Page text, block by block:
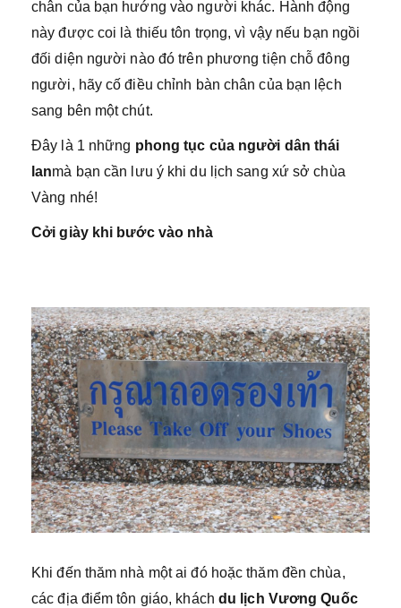
chân của bạn hướng vào người khác. Hành động
này được coi là thiếu tôn trọng, vì vậy nếu bạn ngồi
đối diện người nào đó trên phương tiện chỗ đông
người, hãy cố điều chỉnh bàn chân của bạn lệch
sang bên một chút.
Đây là 1 những phong tục của người dân thái
lanmà bạn cần lưu ý khi du lịch sang xứ sở chùa
Vàng nhé!
Cởi giày khi bước vào nhà
Khi đến thăm nhà một ai đó hoặc thăm đền chùa,
các địa điểm tôn giáo, khách du lịch Vương Quốc